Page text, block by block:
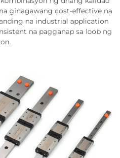
ginagawang cost-effective na
na industrial application
na pagganap sa loob ng